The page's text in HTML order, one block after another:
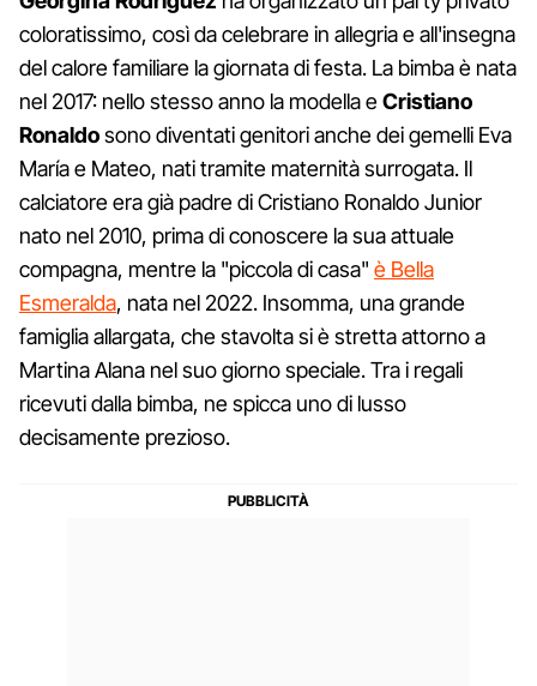
coloratissimo, così da celebrare in allegria e all'insegna
del calore familiare la giornata di festa. La bimba è nata
nel 2017: nello stesso anno la modella eCristiano
Ronaldosono diventati genitori anche dei gemelli Eva
María e Mateo, nati tramite maternità surrogata. Il
calciatore era già padre di Cristiano Ronaldo Junior
nato nel 2010, prima di conoscere la sua attuale
compagna, mentre la "piccola di casa" è Bella
Esmeralda, nata nel 2022. Insomma, una grande
famiglia allargata, che stavolta si è stretta attorno a
Martina Alana nel suo giorno speciale. Tra i regali
ricevuti dalla bimba, ne spicca uno di lusso
decisamente prezioso.